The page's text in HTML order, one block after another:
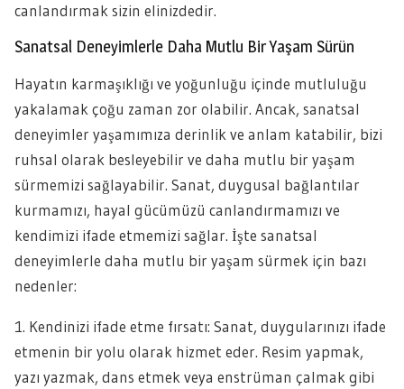
canlandırmak sizin elinizdedir.
Sanatsal Deneyimlerle Daha Mutlu Bir Yaşam Sürün
Hayatın karmaşıklığı ve yoğunluğu içinde mutluluğu
yakalamak çoğu zaman zor olabilir. Ancak, sanatsal
deneyimler yaşamımıza derinlik ve anlam katabilir, bizi
ruhsal olarak besleyebilir ve daha mutlu bir yaşam
sürmemizi sağlayabilir. Sanat, duygusal bağlantılar
kurmamızı, hayal gücümüzü canlandırmamızı ve
kendimizi ifade etmemizi sağlar. İşte sanatsal
deneyimlerle daha mutlu bir yaşam sürmek için bazı
nedenler:
1. Kendinizi ifade etme fırsatı: Sanat, duygularınızı ifade
etmenin bir yolu olarak hizmet eder. Resim yapmak,
yazı yazmak, dans etmek veya enstrüman çalmak gibi